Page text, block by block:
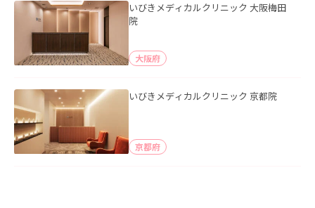
いびきメディカルクリニック 大阪梅田
院
大阪府
いびきメディカルクリニック 京都院
京都府